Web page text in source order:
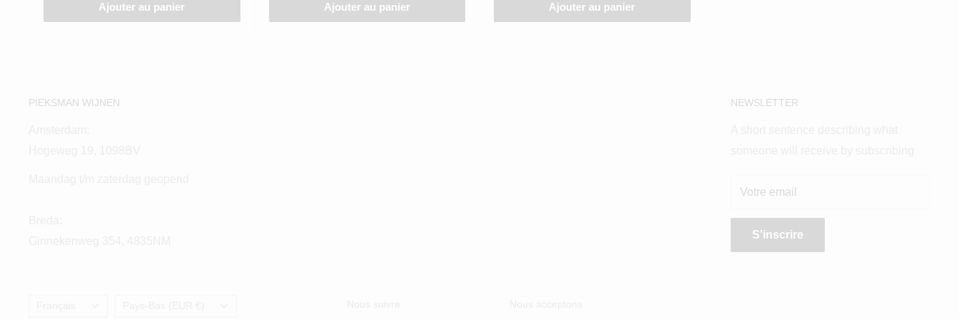
Ajouter au panier Ajouter au panier Ajouter au panier
PIEKSMAN WIJNEN NEWSLETTER
Votre email
S'inscrire